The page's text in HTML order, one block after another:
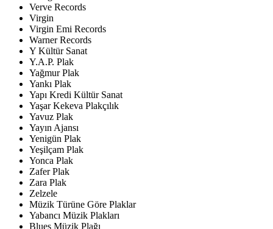
Verve Records
Virgin
Virgin Emi Records
Warner Records
Y Kültür Sanat
Y.A.P. Plak
Yağmur Plak
Yankı Plak
Yapı Kredi Kültür Sanat
Yaşar Kekeva Plakçılık
Yavuz Plak
Yayın Ajansı
Yenigün Plak
Yeşilçam Plak
Yonca Plak
Zafer Plak
Zara Plak
Zelzele
Müzik Türüne Göre Plaklar
Yabancı Müzik Plakları
Blues Müzik Plağı